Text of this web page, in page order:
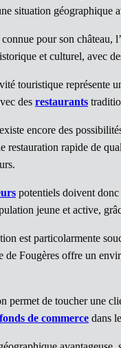
situation géographique
connue pour son château,
et culturel, avec
touristique représente
des restaurants
encore des
restauration rapide de
potentiels doivent donc
jeune et active,
est particolarmente
Fougères offre un
permet de toucher une
fonds de commerce dans